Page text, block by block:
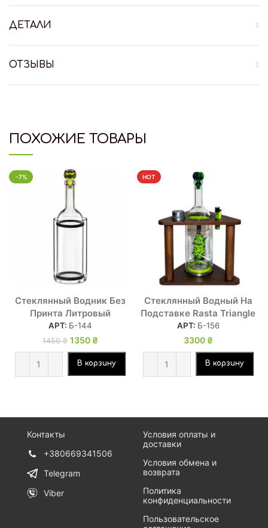
ДЕТАЛИ
ОТЗЫВЫ
ПОХОЖИЕ ТОВАРЫ
-7%
Стеклянный Водник Без
Принта Литровый
АРТ: Б-144
1450₴ Первоначальная
цена
составляла
1450 ₴.
1350 ₴
цена:
1350 ₴.
В корзину
HOT
Стеклянный Водный На
Подставке Rasta Triangle
АРТ: Б-156
3300 ₴
В корзину
Контакты
+380669341506
Telegram
Viber
Условия оплаты и
доставки
Условия обмена и
возврата
Политика
конфиденциальности
Пользовательское